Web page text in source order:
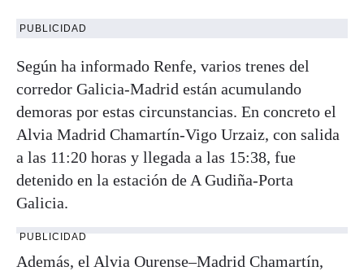
PUBLICIDAD
Según ha informado Renfe, varios trenes del
corredor Galicia-Madrid están acumulando
demoras por estas circunstancias. En concreto el
Alvia Madrid Chamartín-Vigo Urzaiz, con salida
a las 11:20 horas y llegada a las 15:38, fue
detenido en la estación de A Gudiña-Porta
Galicia.
PUBLICIDAD
Además, el Alvia Ourense–Madrid Chamartín,